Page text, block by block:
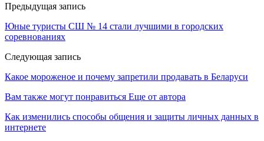
Предыдущая запись
Юные туристы СШ № 14 стали лучшими в городских
соревнованиях
Следующая запись
Какое мороженое и почему запретили продавать в Беларуси
Вам также могут понравиться Еще от автора
Как изменились способы общения и защиты личных данных в
интернете